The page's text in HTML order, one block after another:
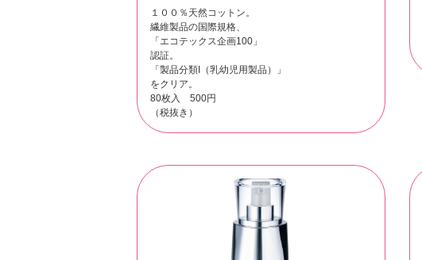
１００％天然コットン。
繊維製品の国際規格、
「エコテックス企画100」
認証。
「製品分類I（乳幼児用製品）」
をクリア。
80枚入 500円
（税抜き）